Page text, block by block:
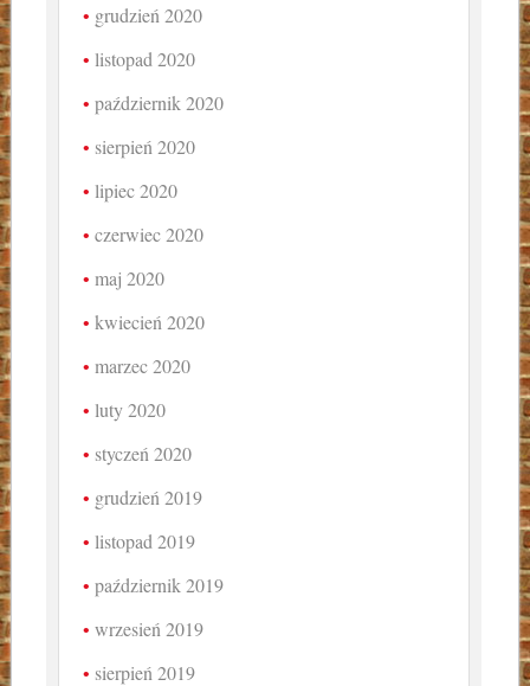
grudzień 2020
listopad 2020
październik 2020
sierpień 2020
lipiec 2020
czerwiec 2020
maj 2020
kwiecień 2020
marzec 2020
luty 2020
styczeń 2020
grudzień 2019
listopad 2019
październik 2019
wrzesień 2019
sierpień 2019